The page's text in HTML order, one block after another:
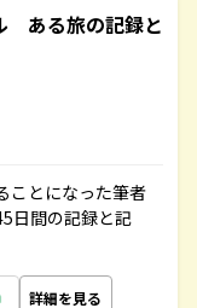
ある旅の記録と
ことになった筆者
日間の記録と記
詳細を見る